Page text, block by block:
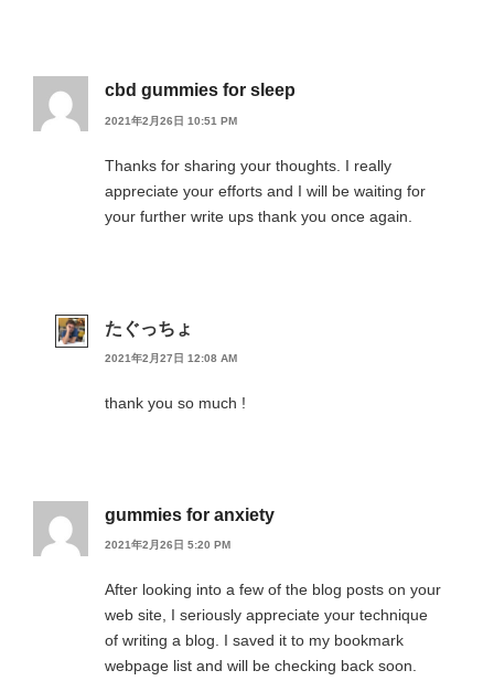
cbd gummies for sleep
2021年2月26日 10:51 PM
Thanks for sharing your thoughts. I really
appreciate your efforts and I will be waiting for
your further write ups thank you once again.
たぐっちょ
2021年2月27日 12:08 AM
thank you so much !
gummies for anxiety
2021年2月26日 5:20 PM
After looking into a few of the blog posts on your
web site, I seriously appreciate your technique
of writing a blog. I saved it to my bookmark
webpage list and will be checking back soon.